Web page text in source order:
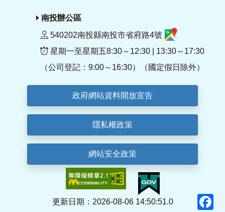
南投辦公區
540202南投縣南投市省府路4號
星期一至星期五8:30～12:30 | 13:30～17:30
（公司登記：9:00～16:30）（國定假日除外）
政府網站資料開放宣告
隱私權政策
網站安全政策
更新日期：2026-08-06 14:50:51.0